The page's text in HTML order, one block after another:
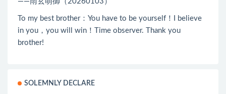
To my best brother：You have to be yourself！I believe
in you，you will win！Time observer. Thank you
brother!
SOLEMNLY DECLARE